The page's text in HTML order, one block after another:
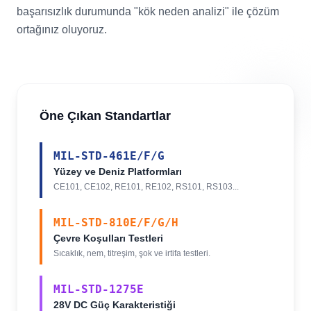
başarısızlık durumunda "kök neden analizi" ile çözüm
ortağınız oluyoruz.
Öne Çıkan Standartlar
MIL-STD-461E/F/G
Yüzey ve Deniz Platformları
CE101, CE102, RE101, RE102, RS101, RS103...
MIL-STD-810E/F/G/H
Çevre Koşulları Testleri
Sıcaklık, nem, titreşim, şok ve irtifa testleri.
MIL-STD-1275E
28V DC Güç Karakteristiği